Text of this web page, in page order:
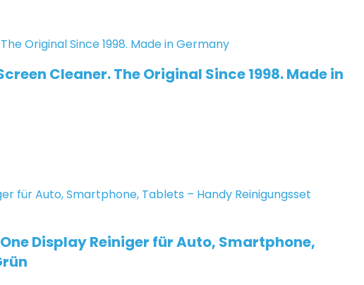
Cleaner. The Original Since 1998. Made in
Display Reiniger für Auto, Smartphone,